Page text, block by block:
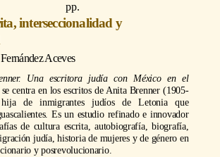
pp.
interseccionalidad y
Aceves
Una escritora judía con México en el
centra en los escritos de Anita Brenner (1905-
de inmigrantes judíos de Letonia que
Es un estudio refinado e innovador
de cultura escrita, autobiografía, biografía,
judía, historia de mujeres y de género en
y posrevolucionario.